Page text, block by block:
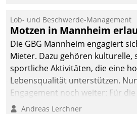
integrieren.
Lob- und Beschwerde-Management
Motzen in Mannheim
Die GBG Mannheim engagiert
Mieter. Dazu gehören kulturelle,
sportliche Aktivitäten, die eine
Lebensqualität unterstützen.
Engagement noch weiter: Für
von Beschwerden – oder Lob –
Andreas Lerchner